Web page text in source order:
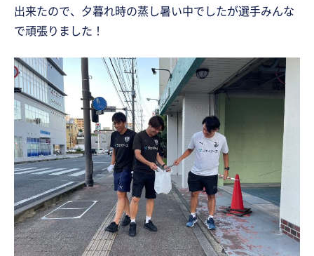
出来たので、夕暮れ時の蒸し暑い中でしたが選手みんな
で頑張りました！